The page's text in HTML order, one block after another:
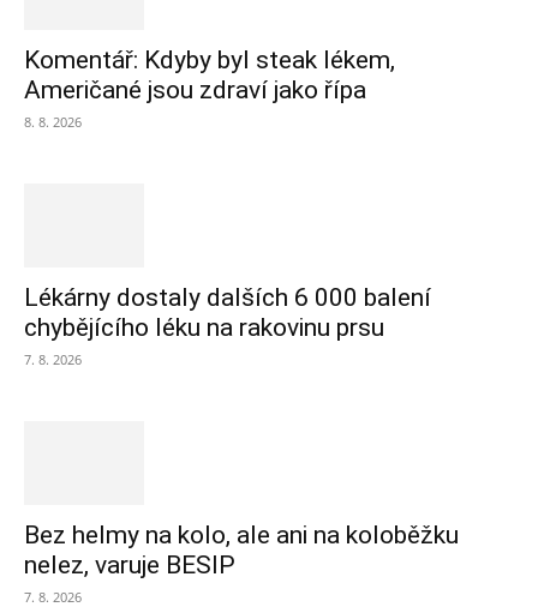
Komentář: Kdyby byl steak lékem,
Američané jsou zdraví jako řípa
8. 8. 2026
Lékárny dostaly dalších 6 000 balení
chybějícího léku na rakovinu prsu
7. 8. 2026
Bez helmy na kolo, ale ani na koloběžku
nelez, varuje BESIP
7. 8. 2026